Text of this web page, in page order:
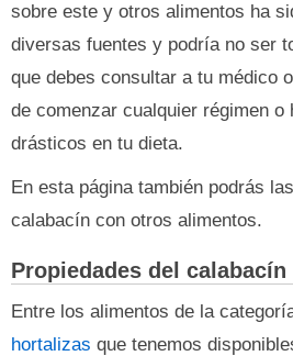
sobre este y otros alimentos ha
diversas fuentes y podría no ser
que debes consultar a tu médico
de comenzar cualquier régimen o
drásticos en tu dieta.
En esta página también podrás
calabacín con otros alimentos.
Propiedades del calabacín
Entre los alimentos de la
hortalizas que tenemos